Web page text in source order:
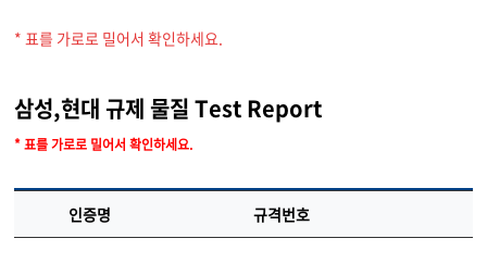
* 표를 가로로 밀어서 확인하세요.
삼성,현대 규제 물질 Test Report
* 표를 가로로 밀어서 확인하세요.
인증명 규격번호